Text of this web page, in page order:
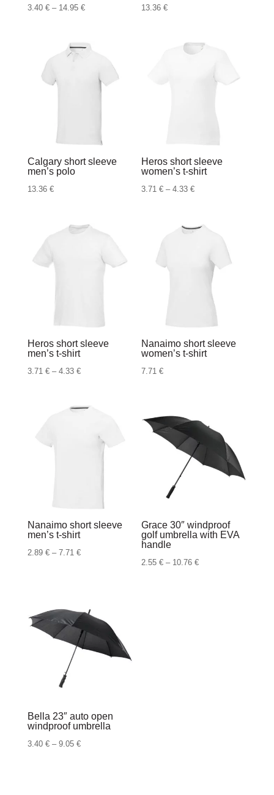
3.40 € – 14.95 €Raspon
14.95 €
13.36€
Calgary short sleeve
men’s polo
13.36 €
Heros short sleeve
women’s t-shirt
3.71€ – 4.33€Raspon
4.33 €
Heros short sleeve
men’s t-shirt
3.71 € – 4.33 €Raspon
Nanaimo short sleeve
women’s t-shirt
7.71€
Nanaimo short sleeve
men’s t-shirt
2.89 € – 7.71 €Raspon
do
7.71 €
Grace 30″ windproof
golf umbrella with EVA
handle
2.55€ – 10.76€Raspon
Bella 23″ auto open
windproof umbrella
3.40 € – 9.05 €Raspon